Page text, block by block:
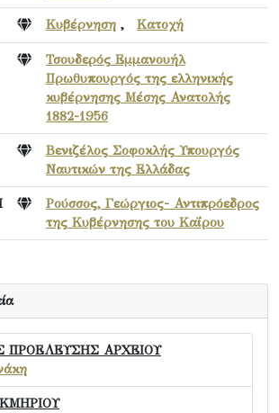
Κυβέρνηση , Κατοχή
Τσουδερός Εμμανουήλ
Πρωθυπουργός της ελληνικής
κυβέρνησης Μέσης Ανατολής
1882-1956
Βενιζέλος Σοφοκλής Υπουργός
Ναυτικών της Ελλάδας
Ρούσσος, Γεώργιος- Αντιπρόεδρος
της Κυβέρνησης του Καΐρου
ΠΡΟΕΛΕΥΣΗΣ ΑΡΧΕΙΟΥ